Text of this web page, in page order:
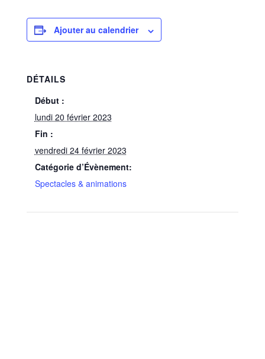
Ajouter au calendrier
DÉTAILS
Début :
lundi 20 février 2023
Fin :
vendredi 24 février 2023
Catégorie d’Évènement:
Spectacles & animations